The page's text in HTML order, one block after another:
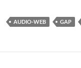
AUDIO-WEB GAP